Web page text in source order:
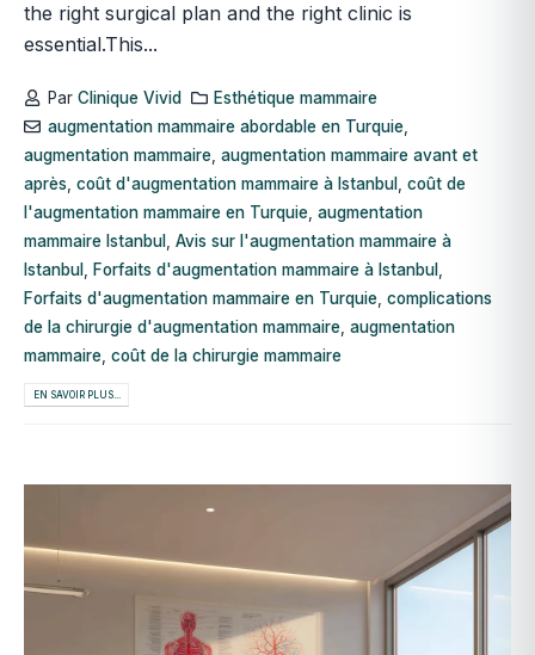
the right surgical plan and the right clinic is
essential.This...
Par Clinique Vivid
Esthétique mammaire
augmentation mammaire abordable en Turquie,
augmentation mammaire augmentation mammaire avant et
après coût d'augmentation mammaire à Istanbul
coût de
l'augmentation mammaire en Turquie augmentation
mammaire Istanbul
Avis sur l'augmentation mammaire à
Istanbul
Forfaits d'augmentation mammaire à Istanbul
Forfaits d'augmentation mammaire en Turquie complications
de la chirurgie d'augmentation mammaire augmentation
mammaire coût de la chirurgie mammaire
EN SAVOIR PLUS...